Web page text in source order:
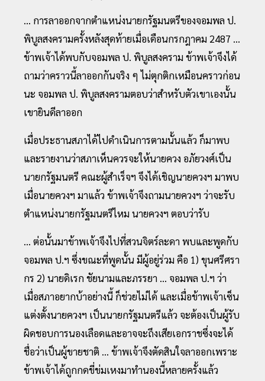
... การลาออกจากตำแหน่งนายกรัฐมนตรีของจอมพล ป.
พิบูลสงครามครั้งหลังสุดท้ายเมื่อเดือนกรกฎาคม 2487 ...
ข้าพเจ้าได้พบกับจอมพล ป. พิบูลสงคราม ข้าพเจ้าจึงได้
ถามว่าคราวนี้ลาออกกันจริง ๆ ไม่ตุกติกเหมือนคราวก่อน
นะ จอมพล ป. พิบูลสงครามตอบว่าสำหรับตัวเขาเองนั้น
เขายินดีลาออก
เมื่อประธานสภาได้ไปดำเนินการตามนั้นแล้ว ก็มาพบ
และรายงานว่าสภาเห็นควรจะให้นายควง อภัยวงศ์เป็น
นายกรัฐมนตรี คณะผู้สำเร็จฯ จึงได้เชิญนายควงฯ มาพบ
เมื่อนายควงฯ มาแล้ว ข้าพเจ้าจึงถามนายควงฯ ว่าจะรับ
ตำแหน่งนายกรัฐมนตรีไหม นายควงฯ ตอบว่ารับ
... ต่อนั้นมาข้าพเจ้าจึงไปที่สวนจิตร์ละดา พบและพูดกับ
จอมพล ป.ฯ ซึ่งขณะที่พูดนั้น มีผู้อยู่ร่วม คือ 1) ขุนศรีศรา
กร 2) นายดิเรก ชัยนามและภรรยา ... จอมพล ป.ฯ ว่า
เมื่อสภาอยากบ้าอย่างนี้ ก็ช่วยไม่ได้ และเมื่อข้าพเจ้าเซ็น
แต่งตั้งนายควงฯ เป็นนายกรัฐมนตรีแล้ว จะต้องเป็นผู้รับ
ผิดชอบการนองเลือดและอาจจะถึงเสียเอกราชซึ่งจะได้
ชื่อว่าเป็นผู้ขายชาติ ... ข้าพเจ้าจึงตัดสินใจลาออกเพราะ
ข้าพเจ้าได้ถูกกดขี่ข่มเหงมาทำนองนี้หลายครั้งแล้ว